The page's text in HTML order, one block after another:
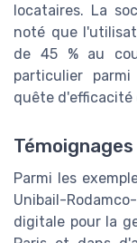
locataires. La
noté que
de 45 % au
particulier
quête d'efficacité
Parmi les
Unibail-
digitale pour la